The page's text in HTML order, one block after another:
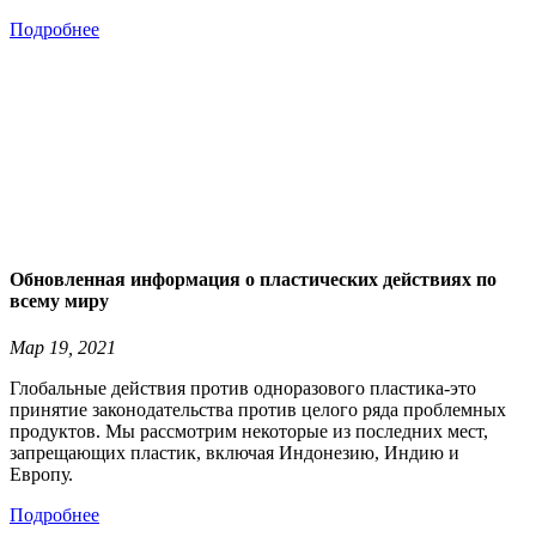
Подробнее
Обновленная информация о пластических действиях по
всему миру
Мар 19, 2021
Глобальные действия против одноразового пластика-это
принятие законодательства против целого ряда проблемных
продуктов. Мы рассмотрим некоторые из последних мест,
запрещающих пластик, включая Индонезию, Индию и
Европу.
Подробнее